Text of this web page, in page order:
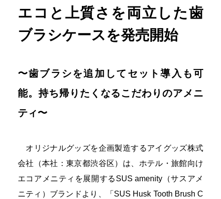
エコと上質さを両立した歯
ブラシケースを発売開始
〜歯ブラシを追加してセット導入も可
能。持ち帰りたくなるこだわりのアメニ
ティ〜
オリジナルグッズを企画製造するアイグッズ株式
会社（本社：東京都渋谷区）は、ホテル・旅館向け
エコアメニティを展開するSUS amenity（サスアメ
ニティ）ブランドより、「SUS Husk Tooth Brush C